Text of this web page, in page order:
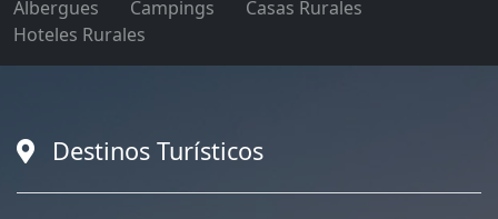
Albergues Campings
Casas Rurales
Hoteles Rurales
Destinos Turísticos